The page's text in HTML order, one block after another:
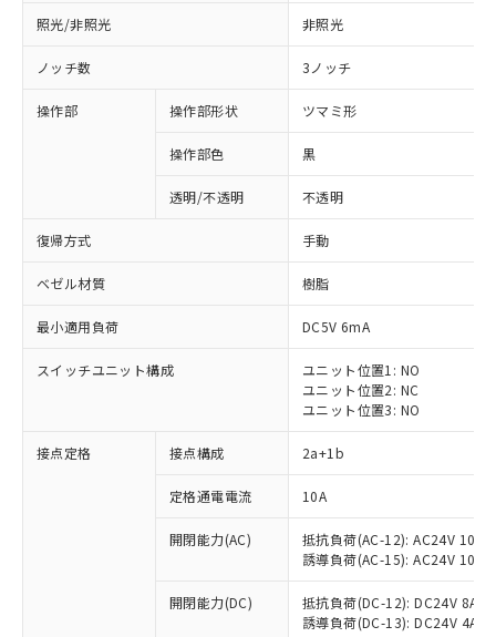
照光/非照光 非照光
ノッチ数 3ノッチ
操作部 操作部形状 ツマミ形
操作部色 黒
透明/不透明 不透明
復帰方式 手動
ベゼル材質 樹脂
最小適用負荷 DC5V 6mA
スイッチユニット構成
ユニット位置1: NO
ユニット位置2: NC
ユニット位置3: NO
接点定格 接点構成 2a+1b
定格通電電流 10A
開閉能力(AC)
抵抗負荷(AC-12): AC24V 10A/
誘導負荷(AC-15): AC24V
開閉能力(DC)
抵抗負荷(DC-12): DC24V 8A/
誘導負荷(DC-13): DC24V 4A/
ご利用条件
対応済み：EU RoHS指令（10物質）の
非含有に対応した製品が提供可能な商品で
有に対応した製品に切り替える予定のある